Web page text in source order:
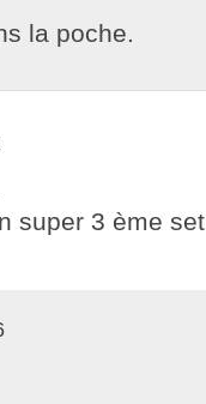
la poche.
super 3 ème